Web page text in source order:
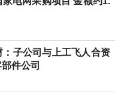
子公司与上工飞人合资
件公司